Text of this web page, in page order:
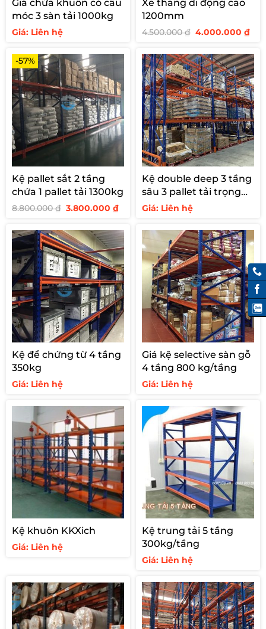
Giá chứa khuôn có cẩu
móc 3 sàn tải 1000kg
Giá: Liên hệ
Xe thang di động cao
1200mm
4.500.000₫ Giá
4.500.000 ₫.
4.000.000₫Giá
là:
-57%
Kệ pallet sắt 2 tầng
chứa 1 pallet tải 1300kg
8.800.000₫ Giá
8.800.000 ₫.
3.800.000₫Giá
là:
3.800.000 ₫.
Kệ double deep 3 tầng
sâu 3 pallet tải trọng
2000kg/tầng
Giá: Liên hệ
Kệ để chứng từ 4 tầng
350kg
Giá: Liên hệ
Giá kệ selective sàn gỗ
4 tầng 800 kg/tầng
Giá: Liên hệ
Kệ khuôn KKXich
Giá: Liên hệ
Kệ trung tải 5 tầng
300kg/tầng
Giá: Liên hệ